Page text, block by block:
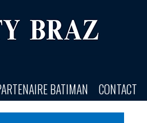
BATIMAN CONTACT